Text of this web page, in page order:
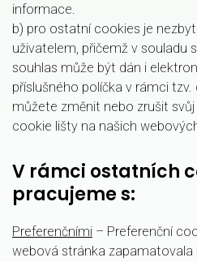
informace.
b) pro ostatní cookies je
uživatelem, přičemž v souladu
souhlas může být dán i
příslušného políčka v rámci
můžete změnit nebo zrušit
cookie lišty na našich
V rámci ostatních
pracujeme s:
Preferenčními – Preferenční
webová stránka zapamatovala